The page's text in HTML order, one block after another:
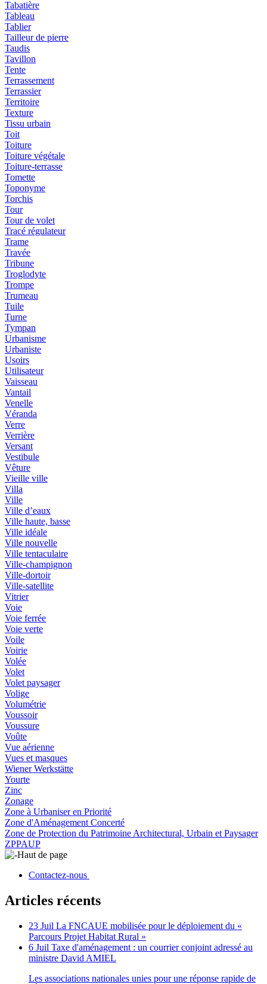
Tabatière
Tableau
Tablier
Tailleur de pierre
Taudis
Tavillon
Tente
Terrassement
Terrassier
Territoire
Texture
Tissu urbain
Toit
Toiture
Toiture végétale
Toiture-terrasse
Tomette
Toponyme
Torchis
Tour
Tour de volet
Tracé régulateur
Trame
Travée
Tribune
Troglodyte
Trompe
Trumeau
Tuile
Turne
Tympan
Urbanisme
Urbaniste
Usoirs
Utilisateur
Vaisseau
Vantail
Venelle
Véranda
Verre
Verrière
Versant
Vestibule
Vêture
Vieille ville
Villa
Ville
Ville d’eaux
Ville haute, basse
Ville idéale
Ville nouvelle
Ville tentaculaire
Ville-champignon
Ville-dortoir
Ville-satellite
Vitrier
Voie
Voie ferrée
Voie verte
Voile
Voirie
Volée
Volet
Volet paysager
Volige
Volumétrie
Voussoir
Voussure
Voûte
Vue aérienne
Vues et masques
Wiener Werkstätte
Yourte
Zinc
Zonage
Zone à Urbaniser en Priorité
Zone d'Aménagement Concerté
Zone de Protection du Patrimoine Architectural, Urbain et Paysager
ZPPAUP
Haut de page
Contactez-nous
Articles récents
23 Juil La FNCAUE mobilisée pour le déploiement du «
Parcours Projet Habitat Rural »
6 Juil Taxe d'aménagement : un courrier conjoint adressé au
ministre David AMIEL
Les associations nationales unies pour une réponse rapide de